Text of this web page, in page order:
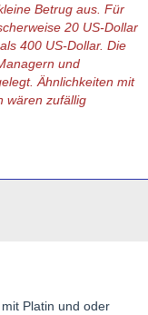
Betrug aus. Für
20 US-Dollar
400 US-Dollar. Die
und
Ähnlichkeiten mit
wären zufällig
Platin und oder